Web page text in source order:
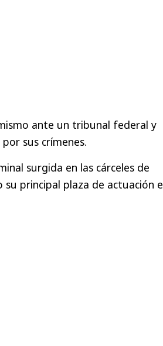
ante un tribunal federal y
sus crímenes.
surgida en las cárceles de
principal plaza de actuación